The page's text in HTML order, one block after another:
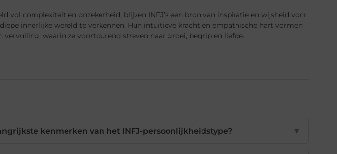
vol complexiteit en onzekerheid, blijven INFJ’s een bron van inspiratie en wijsheid voor
innerlijke wereld te verkennen. Hun intuïtieve kracht en empathische hart vormen
vervulling, waarin ze voortdurend streven naar groei, begrip en liefde.
kenmerken van het INFJ-persoonlijkheidstype? ▼